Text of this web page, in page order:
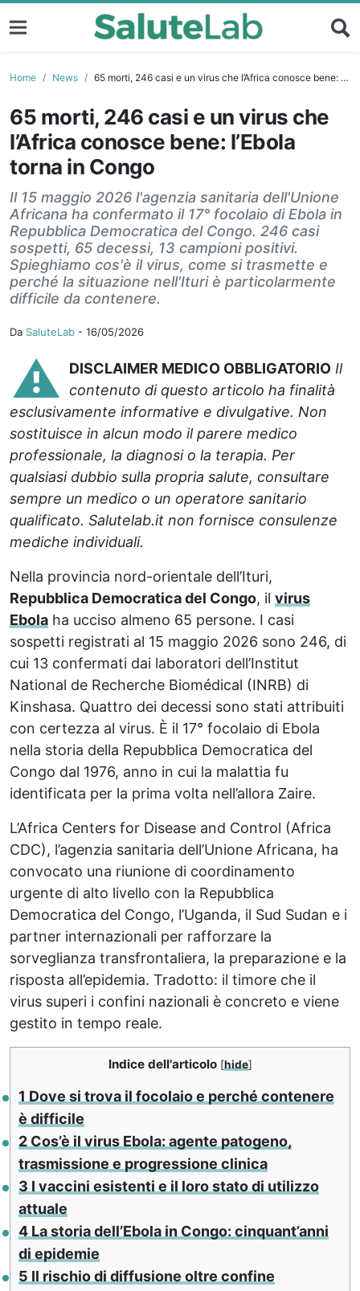
Home News 65 morti, 246 casi e un virus che l’Africa conosce bene: l’Ebola torna in Congo
65 morti, 246 casi e un virus che
l’Africa conosce bene: l’Ebola
torna in Congo
Il 15 maggio 2026 l'agenzia sanitaria dell'Unione
Africana ha confermato il 17° focolaio di Ebola in
Repubblica Democratica del Congo. 246 casi
sospetti, 65 decessi, 13 campioni positivi.
Spieghiamo cos'è il virus, come si trasmette e
perché la situazione nell'Ituri è particolarmente
difficile da contenere.
Da SaluteLab - 16/05/2026
⚠️ DISCLAIMER MEDICO OBBLIGATORIO Il
contenuto di questo articolo ha finalità
esclusivamente informative e divulgative. Non
sostituisce in alcun modo il parere medico
professionale, la diagnosi o la terapia. Per
qualsiasi dubbio sulla propria salute, consultare
sempre un medico o un operatore sanitario
qualificato. Salutelab.it non fornisce consulenze
mediche individuali.
Nella provincia nord-orientale dell’Ituri,
Repubblica Democratica del Congo, il virus
Ebola ha ucciso almeno 65 persone. I casi
sospetti registrati al 15 maggio 2026 sono 246, di
cui 13 confermati dai laboratori dell’Institut
National de Recherche Biomédical (INRB) di
Kinshasa. Quattro dei decessi sono stati attribuiti
con certezza al virus. È il 17° focolaio di Ebola
nella storia della Repubblica Democratica del
Congo dal 1976, anno in cui la malattia fu
identificata per la prima volta nell’allora Zaire.
L’Africa Centers for Disease and Control (Africa
CDC), l’agenzia sanitaria dell’Unione Africana, ha
convocato una riunione di coordinamento
urgente di alto livello con la Repubblica
Democratica del Congo, l’Uganda, il Sud Sudan e i
partner internazionali per rafforzare la
sorveglianza transfrontaliera, la preparazione e la
risposta all’epidemia. Tradotto: il timore che il
virus superi i confini nazionali è concreto e viene
gestito in tempo reale.
Indice dell'articolo [hide]
1 Dove si trova il focolaio e perché contenere
è difficile
2 Cos’è il virus Ebola: agente patogeno,
trasmissione e progressione clinica
3 I vaccini esistenti e il loro stato di utilizzo
attuale
4 La storia dell’Ebola in Congo: cinquant’anni
di epidemie
5 Il rischio di diffusione oltre confine